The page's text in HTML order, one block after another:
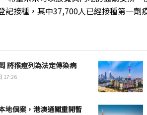
記接種，其中37,700人已經接種第一劑
將猴痘列為法定傳染病
17:26
地個案，港澳通關重開暫